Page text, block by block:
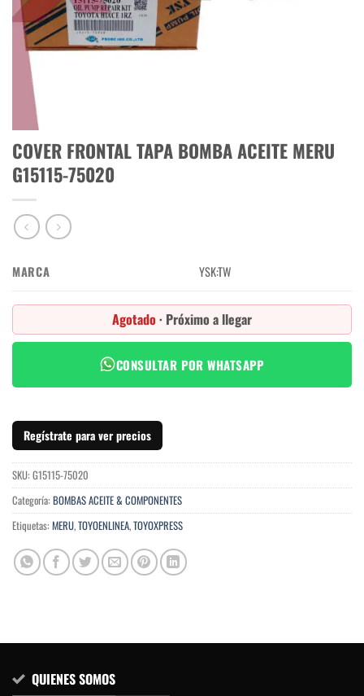
COVER FRONTAL TAPA BOMBA ACEITE MERU
G15115-75020
MARCA YSK:TW
Agotado · Próximo a llegar
CONSULTAR POR WHATSAPP
Regístrate para ver precios
SKU: G15115-75020
Categoría: BOMBAS ACEITE & COMPONENTES
Etiquetas: MERU,TOYOENLINEA,TOYOXPRESS
QUIENES SOMOS